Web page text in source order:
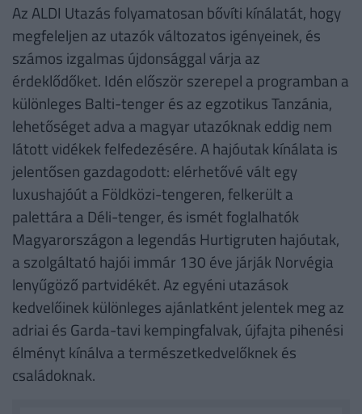
Az ALDI Utazás folyamatosan bővíti kínálatát, hogy
megfeleljen az utazók változatos igényeinek, és
számos izgalmas újdonsággal várja az
érdeklődőket. Idén először szerepel a programban a
különleges Balti-tenger és az egzotikus Tanzánia,
lehetőséget adva a magyar utazóknak eddig nem
látott vidékek felfedezésére. A hajóutak kínálata is
jelentősen gazdagodott: elérhetővé vált egy
luxushajóút a Földközi-tengeren, felkerült a
palettára a Déli-tenger, és ismét foglalhatók
Magyarországon a legendás Hurtigruten hajóutak,
a szolgáltató hajói immár 130 éve járják Norvégia
lenyűgöző partvidékét. Az egyéni utazások
kedvelőinek különleges ajánlatként jelentek meg az
adriai és Garda-tavi kempingfalvak, újfajta pihenési
élményt kínálva a természetkedvelőknek és
családoknak.